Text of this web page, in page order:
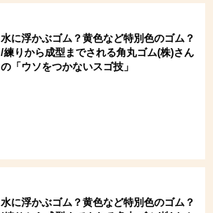
水に浮かぶゴム？黄色など特別色のゴム？
/練りから成型までされる角丸ゴム(株)さん
の「ウソをつかないスゴ技」
水に浮かぶゴム？黄色など特別色のゴム？